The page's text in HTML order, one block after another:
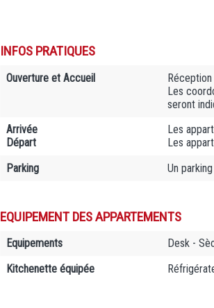
INFOS PRATIQUES
Ouverture et Accueil
Les
seront
Arrivée
Départ
Les
Les
Parking
Un
EQUIPEMENT DES APPARTEMENTS
Equipements
Desk -
Kitchenette équipée